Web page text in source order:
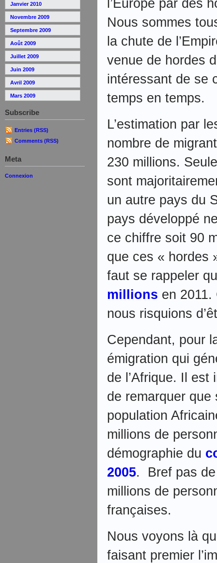
Janvier 2010
Novembre 2009
Septembre 2009
Août 2009
Juillet 2009
Juin 2009
Avril 2009
Mars 2009
Subscribe
Entries (RSS)
Comments (RSS)
Meta
Connexion
l’Europe par des
Nous sommes
la chute de
venue de hordes
intéressant de se
temps en temps.
L’estimation par
nombre de
230 millions.
sont
un autre pays du
pays développé
ce chiffre soit 90
que ces « hordes
faut se rappeler
millions en
nous risquions
Cependant, pour
émigration qui
de l’Afrique. Il
de remarquer que
population
millions de
démographie du
2005. Bref pas
millions de
françaises.
Nous voyons là
faisant premier